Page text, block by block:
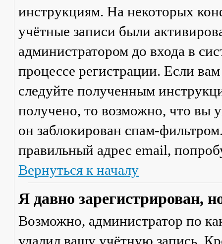
инструкциям. На некоторых
учётные записи были
администратором до входа в
процессе регистрации. Если
следуйте полученным
получено, то возможно, что вы
он заблокирован спам-
правильный адрес email,
Вернуться к началу
Я давно зарегистрирован,
Возможно, администратор по
удалил вашу учётную запись.